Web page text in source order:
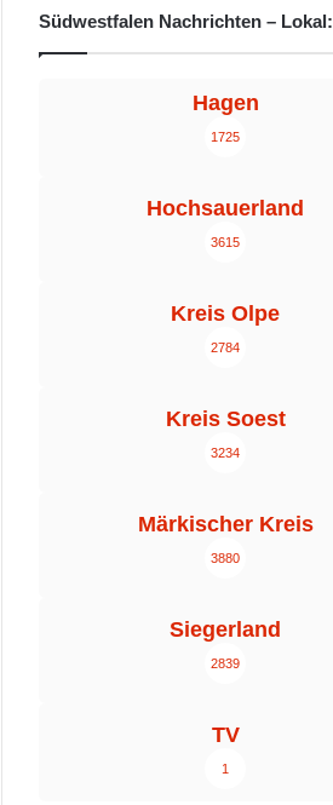
Südwestfalen Nachrichten – Lokal:
Hagen
1725
Hochsauerland
3615
Kreis Olpe
2784
Kreis Soest
3234
Märkischer Kreis
3880
Siegerland
2839
TV
1